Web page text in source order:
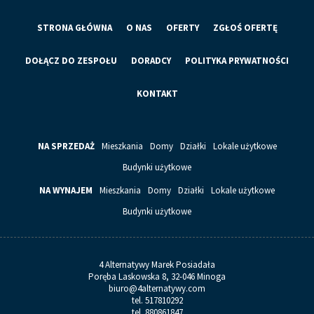
STRONA GŁÓWNA O NAS OFERTY ZGŁOŚ OFERTĘ
DOŁĄCZ DO ZESPOŁU DORADCY POLITYKA PRYWATNOŚCI
KONTAKT
NA SPRZEDAŻ Mieszkania Domy Działki
Lokale użytkowe
Budynki użytkowe
NA WYNAJEM
Mieszkania Domy Działki
Lokale użytkowe
Budynki użytkowe
4 Alternatywy Marek Posiadała
Poręba Laskowska 8, 32-046 Minoga
biuro@4alternatywy.com
tel. 517810292